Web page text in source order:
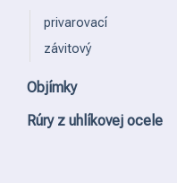
privarovací
závitový
Objímky
Rúry z uhlíkovej ocele